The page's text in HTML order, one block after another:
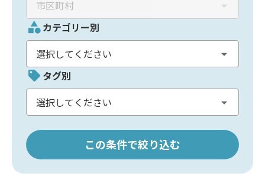
カテゴリー別
タグ別
この条件で絞り込む